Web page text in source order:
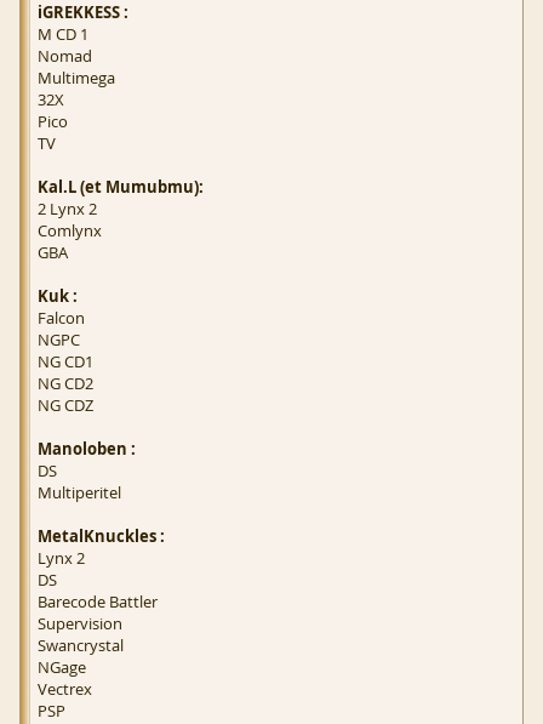
iGREKKESS :
M CD 1
Nomad
Multimega
32X
Pico
TV
Kal.L (et Mumubmu):
2 Lynx 2
Comlynx
GBA
Kuk :
Falcon
NGPC
NG CD1
NG CD2
NG CDZ
Manoloben :
DS
Multiperitel
MetalKnuckles :
Lynx 2
DS
Barecode Battler
Supervision
Swancrystal
NGage
Vectrex
PSP